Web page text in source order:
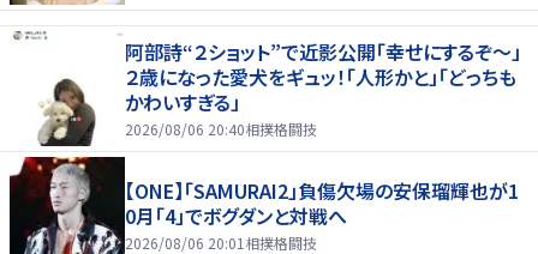
阿部詩“２ショット”で近影公開「幸せにするぞ〜」
２歳になった愛犬をギュッ！「人形かと」「どっちも
かわいすぎる」
2026/08/06 20:40相撲格闘技
【ONE】「SAMURAI2」負傷欠場の安保瑠輝也が1
0月「4」でボグダンと対戦へ
2026/08/06 20:01 相撲格闘技